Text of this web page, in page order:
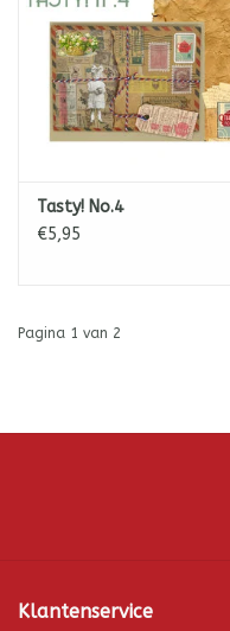
Tasty! No.4
€5,95
Pagina 1 van 2
Klantenservice